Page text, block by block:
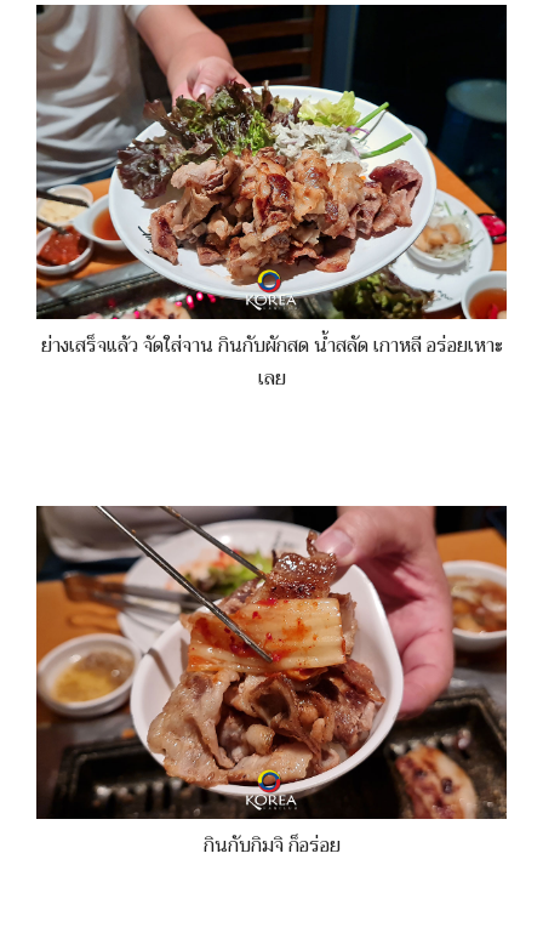
ย่างเสร็จแล้ว จัดใส่จาน กินกับผักสด น้ำสลัด เกาหลี อร่อยเหาะ
เลย
กินกับกิมจิ ก็อร่อย